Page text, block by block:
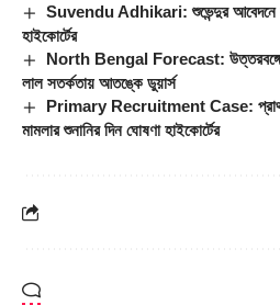
Suvendu Adhikari: শুভেন্দুর আবেদনে
হাইকোর্টের
North Bengal Forecast: উত্তরবঙ্গে পাঁচ
লাল সতর্কতায় আতঙ্কে ডুয়ার্স
Primary Recruitment Case:
মামলার শুনানির দিন ঘোষণা হাইকোর্টের